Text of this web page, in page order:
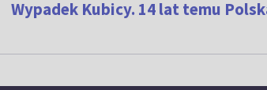
Wypadek Kubicy. 14 lat temu